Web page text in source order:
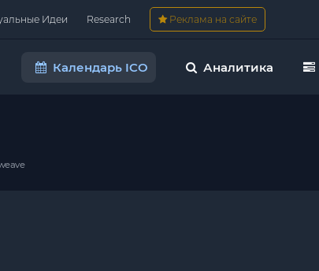
Идеи Research Реклама на сайте
Календарь ICO Аналитика